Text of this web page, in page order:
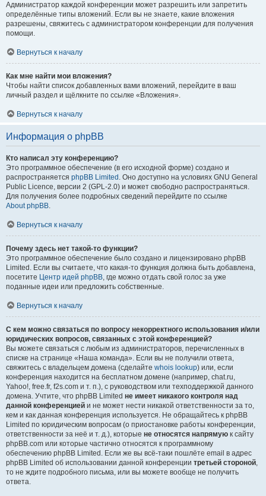
Администратор каждой конференции может разрешить или запретить
определённые типы вложений. Если вы не знаете, какие вложения
разрешены, свяжитесь с администратором конференции для получения
помощи.
Вернуться к началу
Как мне найти мои вложения?
Чтобы найти список добавленных вами вложений, перейдите в ваш
личный раздел и щёлкните по ссылке «Вложения».
Вернуться к началу
Информация о phpBB
Кто написал эту конференцию?
Это программное обеспечение (в его исходной форме) создано и
распространяется phpBB Limited . Оно доступно на условиях GNU General
Public Licence, версии 2 (GPL-2.0) и может свободно распространяться.
Для получения более подробных сведений перейдите по ссылке
About phpBB.
Вернуться к началу
Почему здесь нет такой-то функции?
Это программное обеспечение было создано и лицензировано phpBB
Limited. Если вы считаете, что какая-то функция должна быть добавлена,
посетите Центр идей phpBB, где можно отдать свой голос за уже
поданные идеи или предложить собственные.
Вернуться к началу
С кем можно связаться по вопросу некорректного использования и/или
юридических вопросов, связанных с этой конференцией?
Вы можете связаться с любым из администраторов, перечисленных в
списке на странице «Наша команда». Если вы не получили ответа,
свяжитесь с владельцем домена (сделайте whois lookup) или, если
конференция находится на бесплатном домене (например, chat.ru,
Yahoo!, free.fr, f2s.com и т. п.), с руководством или техподдержкой данного
домена. Учтите, что phpBB Limited не имеет никакого контроля над
данной конференцией и не может нести никакой ответственности за то,
кем и как данная конференция используется. Не обращайтесь к phpBB
Limited по юридическим вопросам (о приостановке работы конференции,
ответственности за неё и т. д.), которые не относятся напрямую к сайту
phpBB.com или которые частично относятся к программному
обеспечению phpBB Limited. Если же вы всё-таки пошлёте email в адрес
phpBB Limited об использовании данной конференции третьей стороной,
то не ждите подробного письма, или вы можете вообще не получить
ответа.